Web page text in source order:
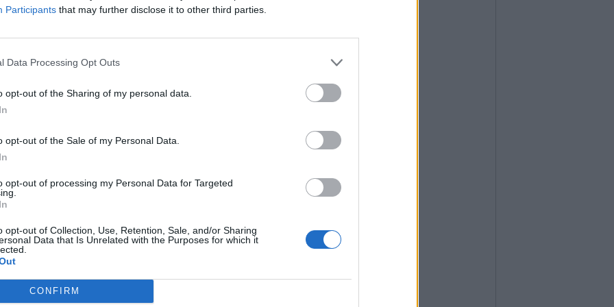
Participants that may further disclose it to other third parties.
Data Processing Opt Outs
opt-out of the Sharing of my personal data.
opt-out of the Sale of my Personal Data.
opt-out of processing my Personal Data for Targeted
opt-out of Collection, Use, Retention, Sale, and/or Sharing
Data that Is Unrelated with the Purposes for which it
CONFIRM
possano morire soltanto perché non
rigide regole imposte loro dagli integralisti,
scottante attualità con Giuliana Sgrena, il
dell’imposizione del velo e degli
atto dai fondamentalisti islamici per
Via Confalonieri, 5
diagosto
Pubblicato il 12 Ottobre 2022